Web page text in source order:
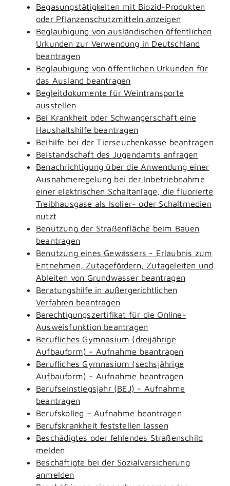
Begasungstätigkeiten mit Biozid-Produkten
oder Pflanzenschutzmitteln anzeigen
Beglaubigung von ausländischen öffentlichen
Urkunden zur Verwendung in Deutschland
beantragen
Beglaubigung von öffentlichen Urkunden für
das Ausland beantragen
Begleitdokumente für Weintransporte
ausstellen
Bei Krankheit oder Schwangerschaft eine
Haushaltshilfe beantragen
Beihilfe bei der Tierseuchenkasse beantragen
Beistandschaft des Jugendamts anfragen
Benachrichtigung über die Anwendung einer
Ausnahmeregelung bei der Inbetriebnahme
einer elektrischen Schaltanlage, die fluorierte
Treibhausgase als Isolier- oder Schaltmedien
nutzt
Benutzung der Straßenfläche beim Bauen
beantragen
Benutzung eines Gewässers - Erlaubnis zum
Entnehmen, Zutagefördern, Zutageleiten und
Ableiten von Grundwasser beantragen
Beratungshilfe in außergerichtlichen
Verfahren beantragen
Berechtigungszertifikat für die Online-
Ausweisfunktion beantragen
Berufliches Gymnasium (dreijährige
Aufbauform) - Aufnahme beantragen
Berufliches Gymnasium (sechsjährige
Aufbauform) - Aufnahme beantragen
Berufseinstiegsjahr (BEJ) - Aufnahme
beantragen
Berufskolleg – Aufnahme beantragen
Berufskrankheit feststellen lassen
Beschädigtes oder fehlendes Straßenschild
melden
Beschäftigte bei der Sozialversicherung
anmelden